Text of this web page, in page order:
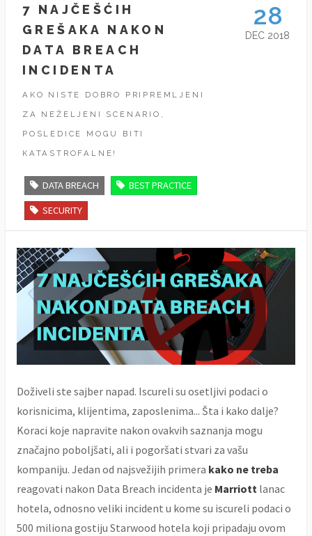
7 NAJČEŠĆIH
GREŠAKA NAKON
DATA BREACH
INCIDENTA
AKO NISTE DOBRO PRIPREMLJENI
ZA NEŽELJENI SCENARIO,
POSLEDICE MOGU BITI
KATASTROFALNE!
DATA BREACH BEST PRACTICE
SECURITY
28
DEC 2018
Doživeli ste sajber napad. Iscureli su osetljivi podaci o
korisnicima, klijentima, zaposlenima... Šta i kako dalje?
Koraci koje napravite nakon ovakvih saznanja mogu
značajno poboljšati, ali i pogoršati stvari za vašu
kompaniju. Jedan od najsvežijih primera kako ne treba
reagovati nakon Data Breach incidenta je Marriott lanac
hotela, odnosno veliki incident u kome su iscureli podaci o
500 miliona gostiju Starwood hotela koji pripadaju ovom